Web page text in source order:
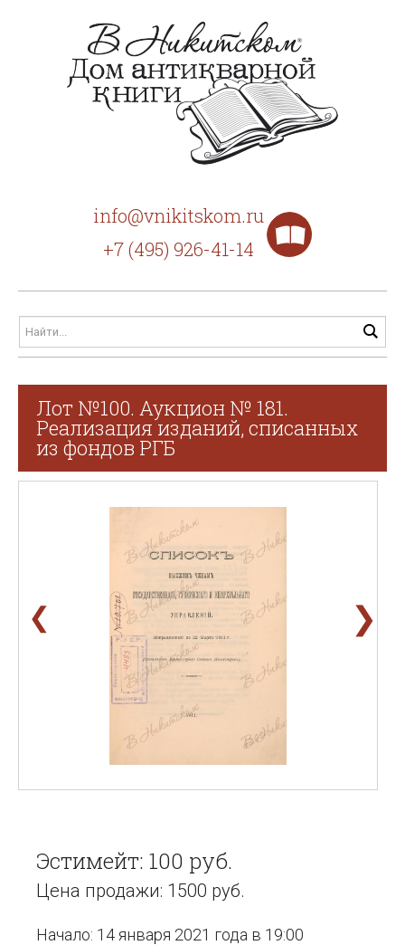
info@vnikitskom.ru
+7 (495) 926-41-14
Лот №100. Аукцион № 181.
Реализация изданий, списанных
из фондов РГБ
❮ ❯
Эстимейт: 100 руб.
Цена продажи: 1500 руб.
Начало: 14 января 2021 года в 19:00